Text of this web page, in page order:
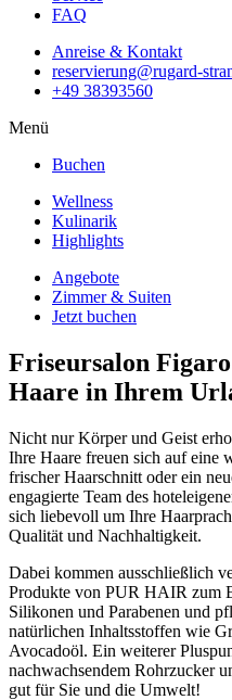
FAQ
Anreise & Kontakt
reservierung@rugard-
+49 38393560
Menü
Buchen
Wellness
Kulinarik
Highlights
Angebote
Zimmer & Suiten
Jetzt buchen
Friseursalon Figaro
Haare in Ihrem
Nicht nur Körper und Geist
Ihre Haare freuen sich auf eine
frischer Haarschnitt oder ein
engagierte Team des
sich liebevoll um Ihre
Qualität und Nachhaltigkeit.
Dabei kommen ausschließlich
Produkte von PUR HAIR zum
Silikonen und Parabenen und
natürlichen Inhaltsstoffen wie
Avocadoöl. Ein weiterer
nachwachsendem Rohrzucker
gut für Sie und die Umwelt!